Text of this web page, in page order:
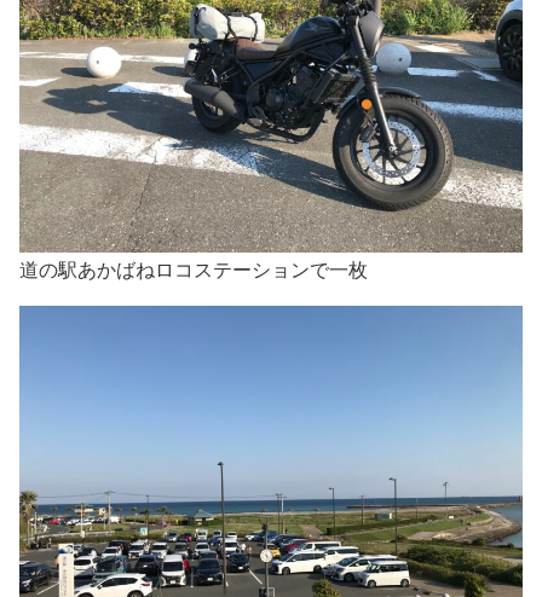
道の駅あかばねロコステーションで一枚